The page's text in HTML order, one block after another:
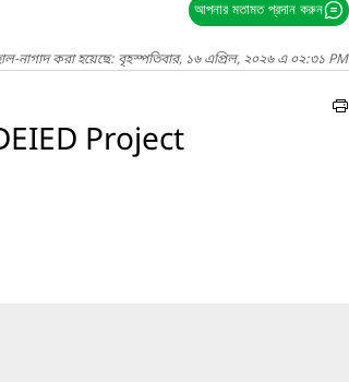
আপনার মতামত প্রদান করুন
নাগাদ করা হয়েছে: বৃহস্পতিবার, ১৬ এপ্রিল, ২০২৬ এ ০২:৩১ PM
Project